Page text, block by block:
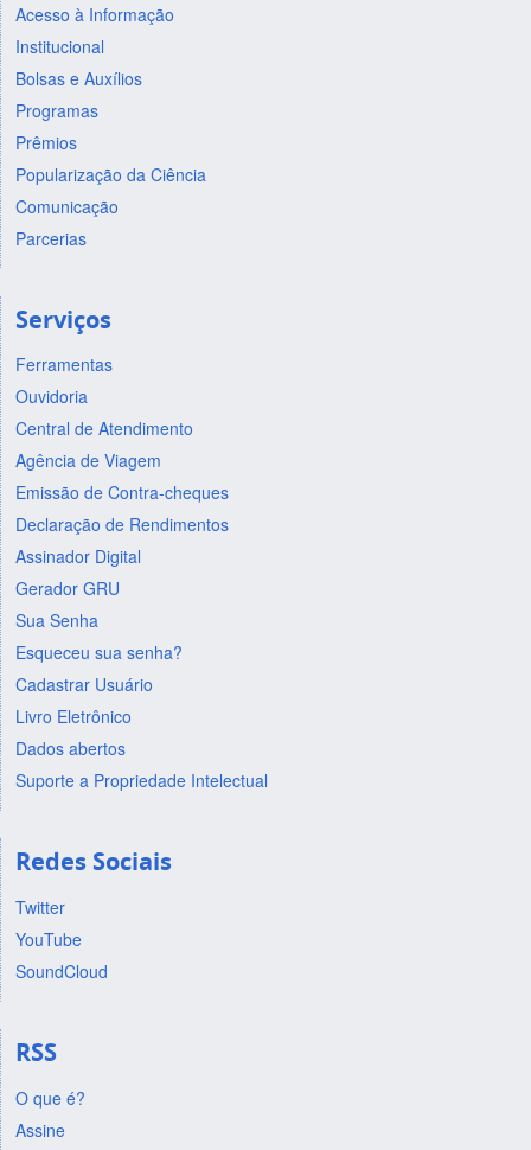
Acesso à Informação
Institucional
Bolsas e Auxílios
Programas
Prêmios
Popularização da Ciência
Comunicação
Parcerias
Serviços
Ferramentas
Ouvidoria
Central de Atendimento
Agência de Viagem
Emissão de Contra-cheques
Declaração de Rendimentos
Assinador Digital
Gerador GRU
Sua Senha
Esqueceu sua senha?
Cadastrar Usuário
Livro Eletrônico
Dados abertos
Suporte a Propriedade Intelectual
Redes Sociais
Twitter
YouTube
SoundCloud
RSS
O que é?
Assine